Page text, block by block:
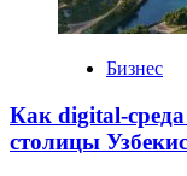
Бизнес
Как digital-
столицы